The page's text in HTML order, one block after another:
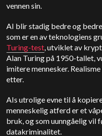
vennen sin.
AI blir stadig bedre og
som er en av teknologiens
Turing-test, utviklet av
Alan Turing på 1950-tallet,
imitere mennesker.
etter.
AIs utrolige evne til å
menneskelig atferd er et
bruk, og som uunngåelig
datakriminalitet.